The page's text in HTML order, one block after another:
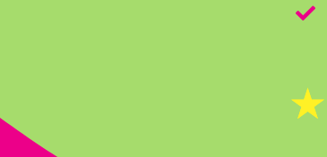

☆